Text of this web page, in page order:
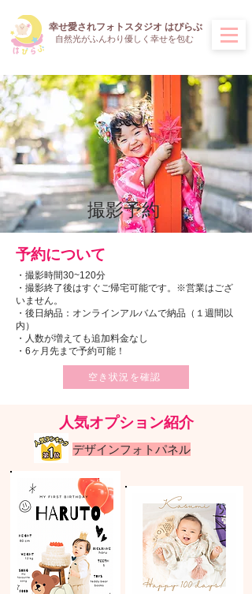
​幸せ愛されフォトスタジオ はぴらぶ
​自然光がふんわり優しく幸せを包む
​撮影予約
​予約について
・撮影時間30~120分
・撮影終了後はすぐご帰宅可能です。※営業はござ
いません。
・後日納品：オンラインアルバムで納品（１週間以
内）
​・人数が増えても追加料金なし
​・6ヶ月先まで予約可能！
空き状況を確認
​人気オプション紹介
​デザインフォトパネル